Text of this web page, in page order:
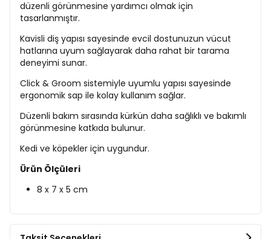
düzenli görünmesine yardımcı olmak için
tasarlanmıştır.
Kavisli diş yapısı sayesinde evcil dostunuzun vücut
hatlarına uyum sağlayarak daha rahat bir tarama
deneyimi sunar.
Click & Groom sistemiyle uyumlu yapısı sayesinde
ergonomik sap ile kolay kullanım sağlar.
Düzenli bakım sırasında kürkün daha sağlıklı ve bakımlı
görünmesine katkıda bulunur.
Kedi ve köpekler için uygundur.
Ürün Ölçüleri
8 x 7 x 5 cm